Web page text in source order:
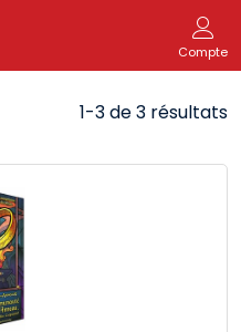
Compte
1-3 de 3 résultats